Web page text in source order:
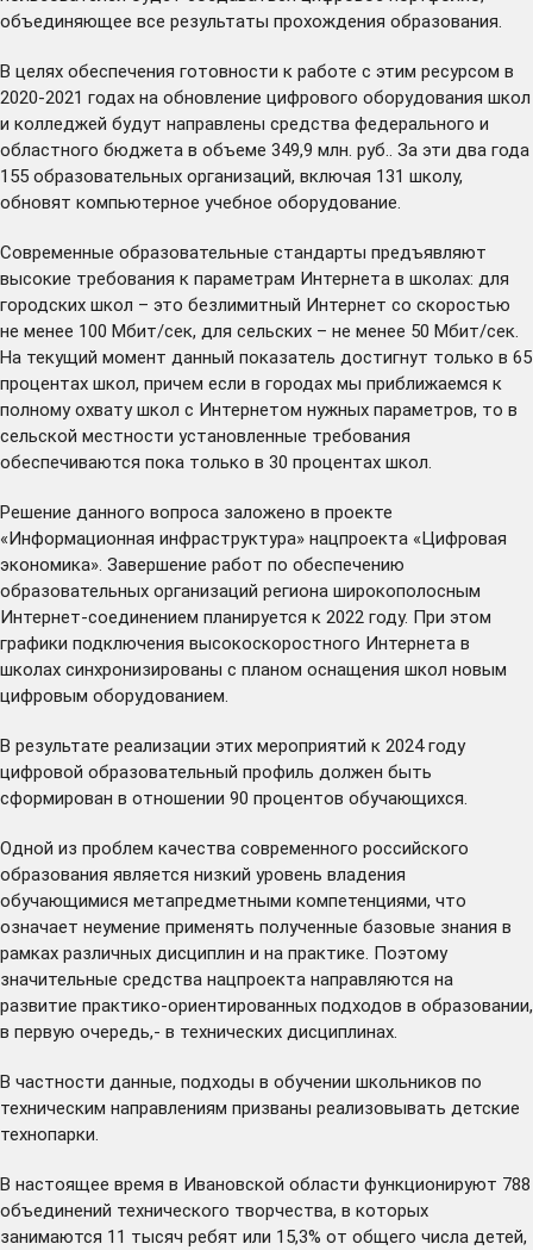
объединяющее все результаты прохождения образования.
В целях обеспечения готовности к работе с этим ресурсом в
2020-2021 годах на обновление цифрового оборудования школ
и колледжей будут направлены средства федерального и
областного бюджета в объеме 349,9 млн. руб.. За эти два года
155 образовательных организаций, включая 131 школу,
обновят компьютерное учебное оборудование.
Современные образовательные стандарты предъявляют
высокие требования к параметрам Интернета в школах: для
городских школ – это безлимитный Интернет со скоростью
не менее 100 Мбит/сек, для сельских – не менее 50 Мбит/сек.
На текущий момент данный показатель достигнут только в 65
процентах школ, причем если в городах мы приближаемся к
полному охвату школ с Интернетом нужных параметров, то в
сельской местности установленные требования
обеспечиваются пока только в 30 процентах школ.
Решение данного вопроса заложено в проекте
«Информационная инфраструктура» нацпроекта «Цифровая
экономика». Завершение работ по обеспечению
образовательных организаций региона широкополосным
Интернет-соединением планируется к 2022 году. При этом
графики подключения высокоскоростного Интернета в
школах синхронизированы с планом оснащения школ новым
цифровым оборудованием.
В результате реализации этих мероприятий к 2024 году
цифровой образовательный профиль должен быть
сформирован в отношении 90 процентов обучающихся.
Одной из проблем качества современного российского
образования является низкий уровень владения
обучающимися метапредметными компетенциями, что
означает неумение применять полученные базовые знания в
рамках различных дисциплин и на практике. Поэтому
значительные средства нацпроекта направляются на
развитие практико-ориентированных подходов в образовании,
в первую очередь,- в технических дисциплинах.
В частности данные, подходы в обучении школьников по
техническим направлениям призваны реализовывать детские
технопарки.
В настоящее время в Ивановской области функционируют 788
объединений технического творчества, в которых
занимаются 11 тысяч ребят или 15,3% от общего числа детей,